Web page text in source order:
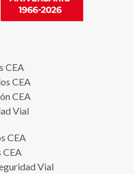
CEA
CEA
CEA
Vial
CEA
CEA
Vial